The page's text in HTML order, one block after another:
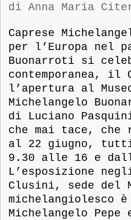
di Anna Maria
Caprese
per l’Europa nel
Buonarroti si
contemporanea, il
l’apertura al
Michelangelo
di Luciano
che mai tace, che
al 22 giugno,
9.30 alle 16 e
L’esposizione
Clusini, sede del
michelangiolesco
Michelangelo Pepe